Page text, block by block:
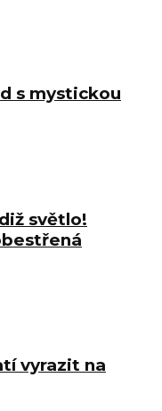
s mystickou
světlo!
vyrazit na